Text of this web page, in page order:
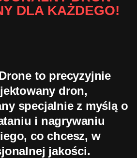
DLA KAŻDEGO!
to precyzyjnie
dron,
specjalnie z myślą o
i nagrywaniu
co chcesz, w
jakości.